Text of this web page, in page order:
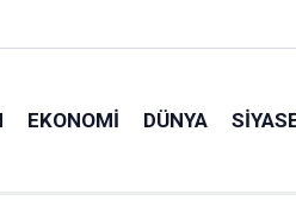
EKONOMI DÜNYA